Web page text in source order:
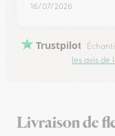
16/07/2026
Trustpilot
les avis de
Livraison de